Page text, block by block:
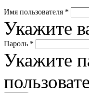
Имя пользователя *
Укажите
Пароль *
Укажите